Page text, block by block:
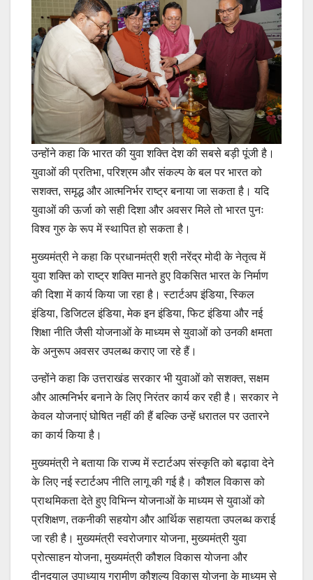
उन्होंने कहा कि भारत की युवा शक्ति देश की सबसे बड़ी पूंजी है।
युवाओं की प्रतिभा, परिश्रम और संकल्प के बल पर भारत को
सशक्त, समृद्ध और आत्मनिर्भर राष्ट्र बनाया जा सकता है। यदि
युवाओं की ऊर्जा को सही दिशा और अवसर मिले तो भारत पुनः
विश्व गुरु के रूप में स्थापित हो सकता है।
मुख्यमंत्री ने कहा कि प्रधानमंत्री श्री नरेंद्र मोदी के नेतृत्व में
युवा शक्ति को राष्ट्र शक्ति मानते हुए विकसित भारत के निर्माण
की दिशा में कार्य किया जा रहा है। स्टार्टअप इंडिया, स्किल
इंडिया, डिजिटल इंडिया, मेक इन इंडिया, फिट इंडिया और नई
शिक्षा नीति जैसी योजनाओं के माध्यम से युवाओं को उनकी क्षमता
के अनुरूप अवसर उपलब्ध कराए जा रहे हैं।
उन्होंने कहा कि उत्तराखंड सरकार भी युवाओं को सशक्त, सक्षम
और आत्मनिर्भर बनाने के लिए निरंतर कार्य कर रही है। सरकार ने
केवल योजनाएं घोषित नहीं की हैं बल्कि उन्हें धरातल पर उतारने
का कार्य किया है।
मुख्यमंत्री ने बताया कि राज्य में स्टार्टअप संस्कृति को बढ़ावा देने
के लिए नई स्टार्टअप नीति लागू की गई है। कौशल विकास को
प्राथमिकता देते हुए विभिन्न योजनाओं के माध्यम से युवाओं को
प्रशिक्षण, तकनीकी सहयोग और आर्थिक सहायता उपलब्ध कराई
जा रही है। मुख्यमंत्री स्वरोजगार योजना, मुख्यमंत्री युवा
प्रोत्साहन योजना, मुख्यमंत्री कौशल विकास योजना और
दीनदयाल उपाध्याय ग्रामीण कौशल्य विकास योजना के माध्यम से